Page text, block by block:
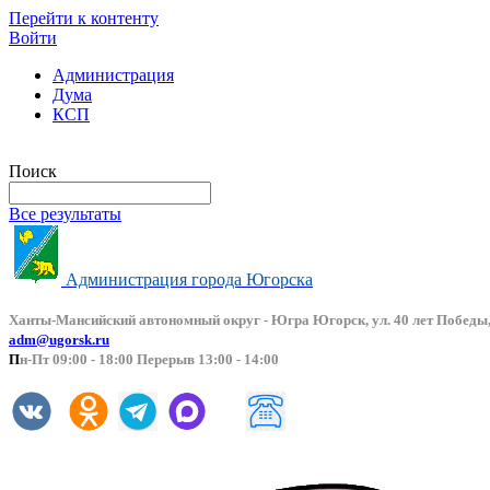
Перейти к контенту
Войти
Администрация
Дума
КСП
Поиск
Все результаты
Администрация города Югорска
Ханты-Мансийский автономный округ - Югра Югорск, ул. 40 лет
adm@ugorsk.ru
Пн-Пт 09:00 - 18:00 Перерыв 13:00 - 14:00